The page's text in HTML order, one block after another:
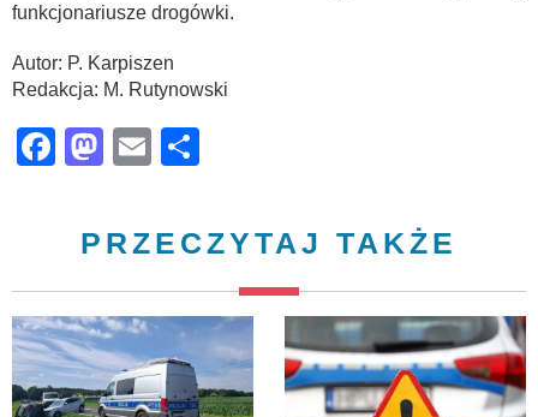
funkcjonariusze drogówki.
Autor: P. Karpiszen
Redakcja: M. Rutynowski
Facebook
Mastodon
Email
PRZECZYTAJ TAKŻE